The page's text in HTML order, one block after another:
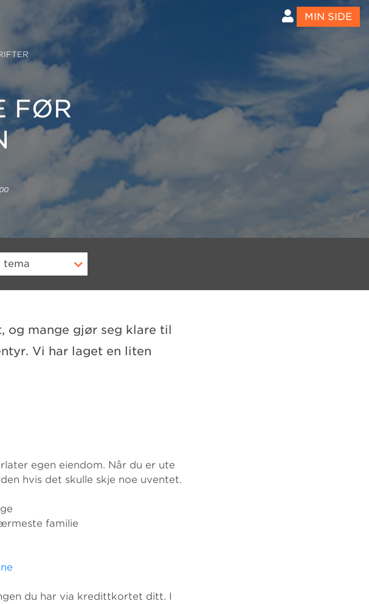
MIN SIDE
FØR
tema
og mange gjør seg klare til
Vi har laget en liten
egen eiendom. Når du er ute
hvis det skulle skje noe uventet.
familie
du har via kredittkortet ditt. I